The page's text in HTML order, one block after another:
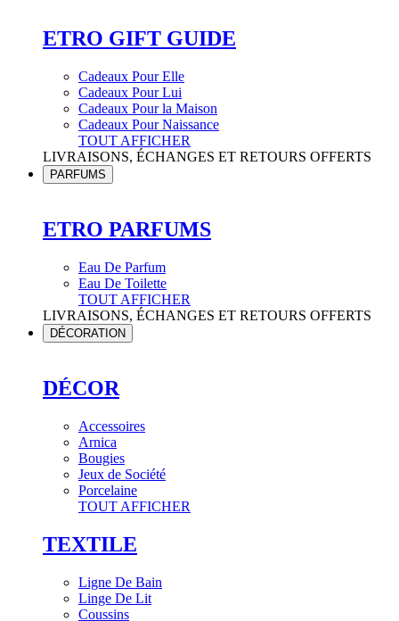
ETRO GIFT GUIDE
Cadeaux Pour Elle
Cadeaux Pour Lui
Cadeaux Pour la Maison
Cadeaux Pour Naissance
TOUT AFFICHER
LIVRAISONS, ÉCHANGES ET RETOURS OFFERTS
PARFUMS
ETRO PARFUMS
Eau De Parfum
Eau De Toilette
TOUT AFFICHER
LIVRAISONS, ÉCHANGES ET RETOURS OFFERTS
DÉCORATION
DÉCOR
Accessoires
Arnica
Bougies
Jeux de Société
Porcelaine
TOUT AFFICHER
TEXTILE
Ligne De Bain
Linge De Lit
Coussins